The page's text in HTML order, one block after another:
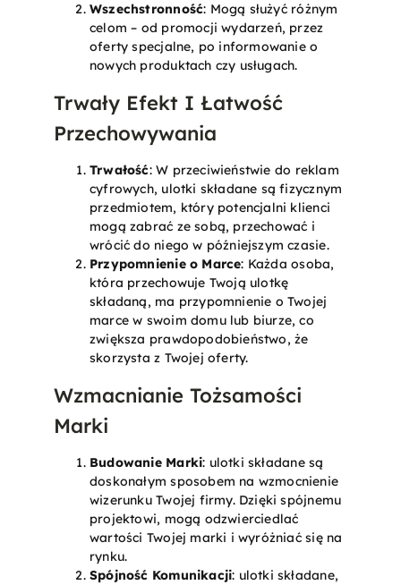
Wszechstronność: Mogą służyć różnym
celom – od promocji wydarzeń, przez
oferty specjalne, po informowanie o
nowych produktach czy usługach.
Trwały Efekt I Łatwość
Przechowywania
Trwałość: W przeciwieństwie do reklam
cyfrowych, ulotki składane są fizycznym
przedmiotem, który potencjalni klienci
mogą zabrać ze sobą, przechować i
wrócić do niego w późniejszym czasie.
Przypomnienie o Marce: Każda osoba,
która przechowuje Twoją ulotkę
składaną, ma przypomnienie o Twojej
marce w swoim domu lub biurze, co
zwiększa prawdopodobieństwo, że
skorzysta z Twojej oferty.
Wzmacnianie Tożsamości
Marki
Budowanie Marki: ulotki składane są
doskonałym sposobem na wzmocnienie
wizerunku Twojej firmy. Dzięki spójnemu
projektowi, mogą odzwierciedlać
wartości Twojej marki i wyróżniać się na
rynku.
Spójność Komunikacji: ulotki składane,